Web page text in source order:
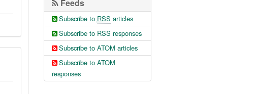
Feeds
Subscribe to RSS articles
Subscribe to RSS responses
Subscribe to ATOM articles
Subscribe to ATOM
responses